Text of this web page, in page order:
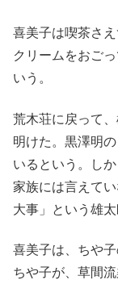
喜美子は喫茶さ
クリームをおご
いう。
荒木荘に戻って
明けた。黒澤明
いるという。し
家族には言えて
大事」という雄太
喜美子は、ちや
ちや子が、草間